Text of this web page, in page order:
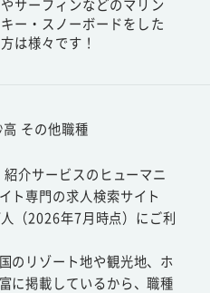
サーフィンなどのマリン
ー・スノーボードをした
は様々です！
高 その他職種
介サービスのヒューマニ
ト専門の求人検索サイト
（2026年7月時点）にご利
のリゾート地や観光地、ホ
に掲載しているから、職種